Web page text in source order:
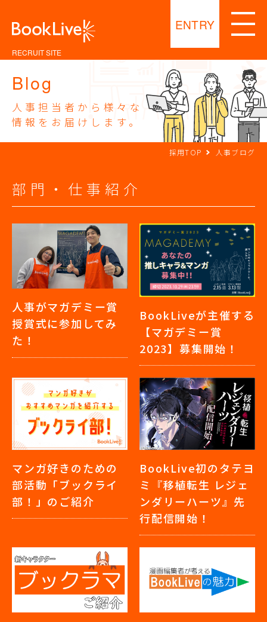
RECRUIT SITE
ENTRY
Blog
人事担当者から様々な
情報をお届けします。
採用TOP 人事ブログ
部門・仕事紹介
人事がマガデミー賞
授賞式に参加してみ
た！
BookLiveが主催する
【マガデミー賞
2023】募集開始！
マンガ好きのための
部活動「ブックライ
部！」のご紹介
BookLive初のタテヨ
ミ『移植転生 レジェ
ンダリーハーツ』先
行配信開始！